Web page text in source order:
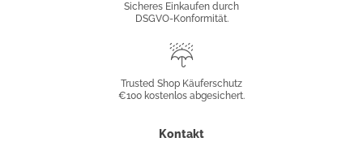
Sicheres Einkaufen durch
DSGVO-Konformität.
Käuferschutz
Trusted Shop Käuferschutz
€100 kostenlos abgesichert.
Kontakt